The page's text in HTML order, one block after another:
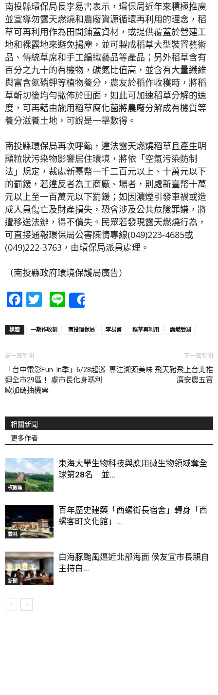
南投縣環保局長李易書表示，環保局近年來積極推廣
並宣導勿露天燃燒和農廢資源循環再利用的理念，稻
草可再利用作為田間鋪蓋資材，或提供覆蓋於營建工
地和裸露地來避免揚塵，並可製成稻草大型裝置藝術
品、傳統草席和手工編織藝品等產品；另外稻草含有
百分之九十的有機物，碳氮比值高，並含有大量纖維
與富含氮磷鉀等植物養分，農友於稻作收穫時，將稻
草斬切後均勻撒佈於田面，如此可加速稻草分解的速
度，可再藉由施用稻草腐化菌將農廢分解成有機質等
養分滋養土地，可說是一舉數得。
南投縣環保局再次呼籲，違法露天燃燒稻草且產生明
顯粒狀污染物影響居住環境，將依「空氣污染防制
法」規定，裁處新臺幣一千二百元以上、十萬元以下
的罰鍰，若違反者為工商廠、場者，則處新臺幣十萬
元以上至一百萬元以下罰鍰；如因濃煙引發車禍或造
成人員傷亡及財產損失，恐會涉及公共危險罪嫌，將
遭移送法辦，得不償失。民眾若發現露天燃燒行為，
可直接通報環保局公害陳情專線(049)223-4685或
(049)222-3763，由環保局派員處理。
（南投縣政府環境保護局廣告）
Facebook
Twitter
Line
標籤 一期作收割 南投環保局 李易書 稻草再利用 露燃受罰
前一篇新聞
「台中電影Fun-In季」6/28起巡
迴全市29區！ 盧市長化身瑪利
歐加碼抽機票
下一篇新聞
專注溯源美味 飛天豬飛上台北推
廣安農五寶
相關新聞
更多作者
校園區
東海大學生物科技與應用微生物領域奪全
球第28名 並...
雲林
百年歷史建築「西螺街長宿舍」轉身「西
螺客町文化館」...
新聞
白海豚颱風逼近北部海面 侯友宜市長親自
主持白...